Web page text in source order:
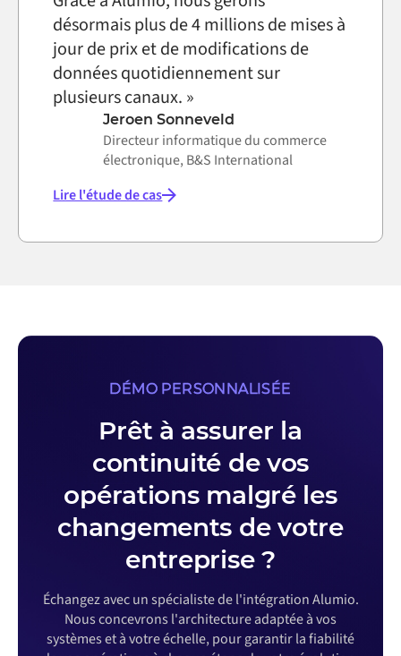
désormais plus de 4 millions de mises à
jour de prix et de modifications de
données quotidiennement sur
plusieurs canaux. »
Jeroen Sonneveld
Directeur informatique du commerce
électronique, B&S International
Lire l'étude de cas
DÉMO PERSONNALISÉE
Prêt à assurer la
continuité de vos
opérations malgré les
changements de votre
entreprise ?
Échangez avec un spécialiste de l'intégration Alumio.
Nous concevrons l'architecture adaptée à vos
systèmes et à votre échelle, pour garantir la fiabilité